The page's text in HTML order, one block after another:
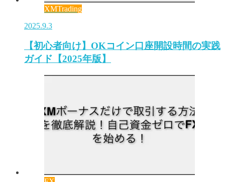
XMTrading
2025.9.3
【初心者向け】OKコイン口座開設時間の実践
ガイド【2025年版】